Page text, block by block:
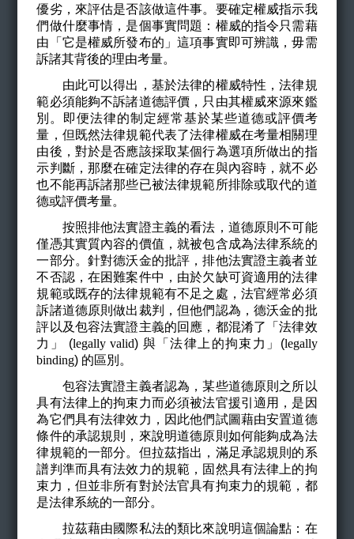
優劣，來評估是否該做這件事。要確定權威指示我
們做什麼事情，是個事實問題：權威的指令只需藉
由「它是權威所發布的」這項事實即可辨識，毋需
訴諸其背後的理由考量。
由此可以得出，基於法律的權威特性，法律規
範必須能夠不訴諸道德評價，只由其權威來源來鑑
別。即便法律的制定經常基於某些道德或評價考
量，但既然法律規範代表了法律權威在考量相關理
由後，對於是否應該採取某個行為選項所做出的指
示判斷，那麼在確定法律的存在與內容時，就不必
也不能再訴諸那些已被法律規範所排除或取代的道
德或評價考量。
按照排他法實證主義的看法，道德原則不可能
僅憑其實質內容的價值，就被包含成為法律系統的
一部分。針對德沃金的批評，排他法實證主義者並
不否認，在困難案件中，由於欠缺可資適用的法律
規範或既存的法律規範有不足之處，法官經常必須
訴諸道德原則做出裁判，但他們認為，德沃金的批
評以及包容法實證主義的回應，都混淆了「法律效
力」 (legally valid) 與「法律上的拘束力」(legally
binding) 的區別。
包容法實證主義者認為，某些道德原則之所以
具有法律上的拘束力而必須被法官援引適用，是因
為它們具有法律效力，因此他們試圖藉由安置道德
條件的承認規則，來說明道德原則如何能夠成為法
律規範的一部分。但拉茲指出，滿足承認規則的系
譜判準而具有法效力的規範，固然具有法律上的拘
束力，但並非所有對於法官具有拘束力的規範，都
是法律系統的一部分。
拉茲藉由國際私法的類比來說明這個論點：在